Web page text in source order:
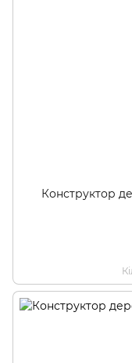
Конструктор